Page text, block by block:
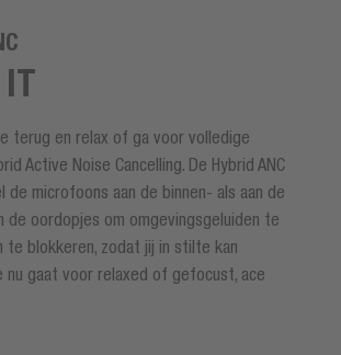
terug en relax of ga voor volledige
Active Noise Cancelling. De Hybrid ANC
de microfoons aan de binnen- als aan de
de oordopjes om omgevingsgeluiden te
te blokkeren, zodat jij in stilte kan
nu gaat voor relaxed of gefocust, ace